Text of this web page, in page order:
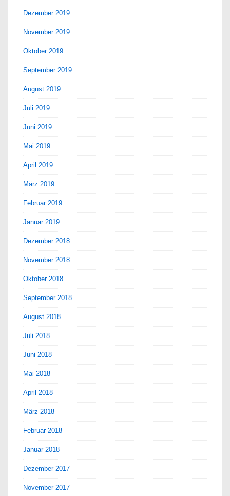
Dezember 2019
November 2019
Oktober 2019
September 2019
August 2019
Juli 2019
Juni 2019
Mai 2019
April 2019
März 2019
Februar 2019
Januar 2019
Dezember 2018
November 2018
Oktober 2018
September 2018
August 2018
Juli 2018
Juni 2018
Mai 2018
April 2018
März 2018
Februar 2018
Januar 2018
Dezember 2017
November 2017